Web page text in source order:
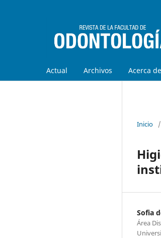
Actual Archivos Acerca de
Inicio /
Sofia
Área